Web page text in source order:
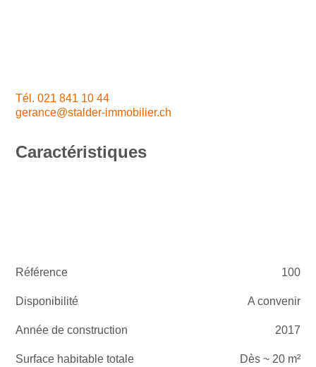
Tél.021 841 10 44
gerance@stalder-immobilier.ch
Caractéristiques
Référence 100
Disponibilité A convenir
Année de construction 2017
Surface habitable totale Dès ~ 20 m²